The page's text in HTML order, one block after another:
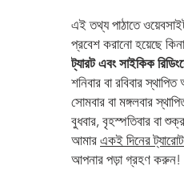
এই তথ্য পাঠাতে
প্রবেশ করানো হয়েছে
ট্যারট এবং সাইকিক
শনিবার বা রবিবার
সোমবার বা মঙ্গলবার
বুধবার, বৃহস্পতিবার বা
আমার একই দিনের ট্যারোট
আপনার পড়া গ্রহণ করুন!